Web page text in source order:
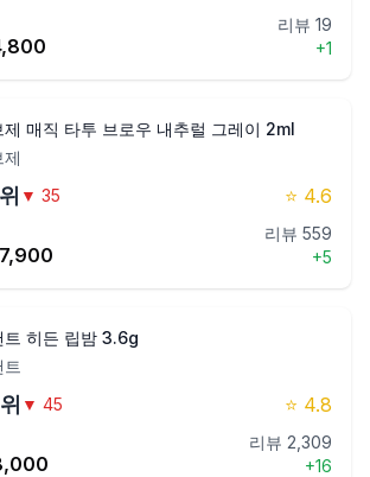
리뷰 19
+1
제 매직 타투 브로우 내추럴 그레이 2ml
제
위 ▼ 35 ⭐ 4.6
리뷰 559
+5
트 히든 립밤 3.6g
트
위 ▼ 45 ⭐ 4.8
리뷰 2,309
+16